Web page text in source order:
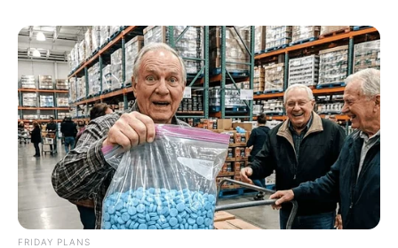
FRIDAY PLANS